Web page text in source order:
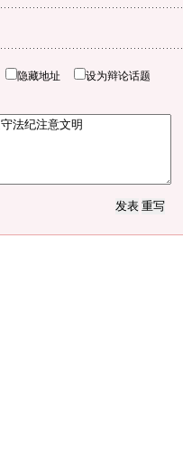
隐藏地址 设为辩论话题